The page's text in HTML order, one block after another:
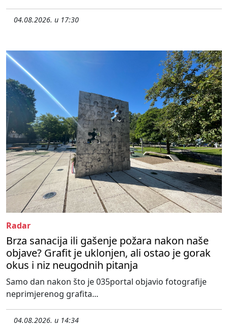
04.08.2026. u 17:30
Radar
Brza sanacija ili gašenje požara nakon naše
objave? Grafit je uklonjen, ali ostao je gorak
okus i niz neugodnih pitanja
Samo dan nakon što je 035portal objavio fotografije
neprimjerenog grafita...
04.08.2026. u 14:34